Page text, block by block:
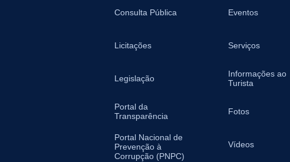
Consulta Pública
Licitações
Legislação
Portal da
Transparência
Portal Nacional de
Prevenção à
Corrupção (PNPC)
Eventos
Serviços
Informações ao
Turista
Fotos
Vídeos